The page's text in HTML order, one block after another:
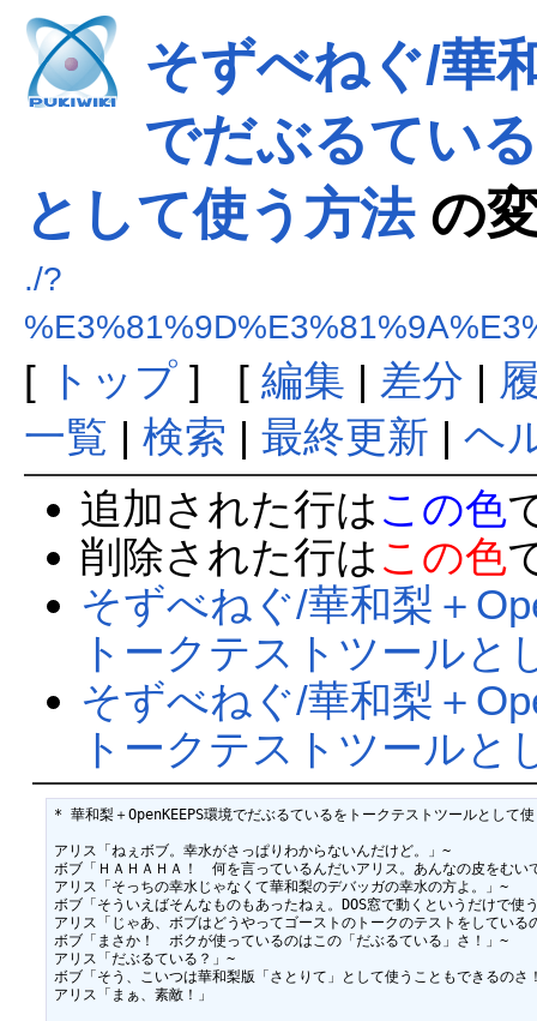
そずべねぐ/華
でだぶるてい
として使う方法の
./?
[ トップ] [ 編集 | 差分 |
一覧 | 検索 | 最終更新 | ヘ
追加された行は この色
削除された行は この色
そずべねぐ/華和梨＋
トークテストツールと
そずべねぐ/華和梨＋
トークテストツールと
* 華和梨＋OpenKEEPS環境でだぶるているをトークテストツールとし
アリス「ねぇボブ。幸水がさっぱりわからないんだけど。」~
ボブ「ＨＡＨＡＨＡ！　何を言っているんだいアリス。あんなの皮をむい
アリス「そっちの幸水じゃなくて華和梨のデバッガの幸水の方よ。」~
ボブ「そういえばそんなものもあったねぇ。DOS窓で動くというだけで
アリス「じゃあ、ボブはどうやってゴーストのトークのテストをしてい
ボブ「まさか！　ボクが使っているのはこの「だぶるている」さ！」~
アリス「だぶるている？」~
ボブ「そう、こいつは華和梨版「さとりて」として使うこともできるのさ
アリス「まぁ、素敵！」